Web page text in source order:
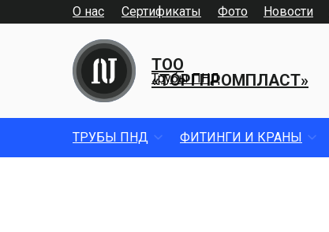
О нас Фото
Сертификаты Новости
ТОО
«ТОРГПРОМПЛАСТ»
Трубы ПНД
ТРУБЫ ПНД ФИТИНГИ И КРАНЫ